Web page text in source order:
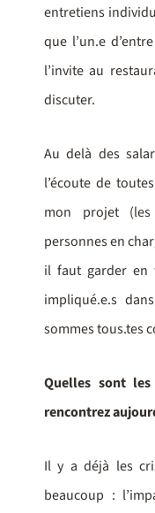
entretiens
que l’un.e
l’invite au
discuter.
Au delà des
l’écoute de
mon projet (les
personnes en
il faut garder en
impliqué.e.s
sommes tous.tes
Quelles sont
rencontrez
Il y a déjà les
beaucoup :